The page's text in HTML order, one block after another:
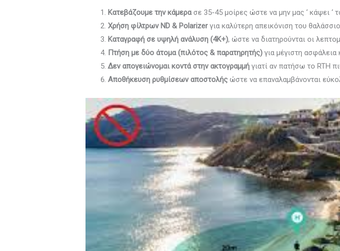
Κατεβάζουμε την κάμερασε 35-45 μοίρες ώστε να μην μας ‘ κάψει ‘
Χρήση φίλτρων ND & Polarizerγια καλύτερη απεικόνιση του
Καταγραφή σε υψηλή ανάλυση (4K+), ώστε να διατηρούνται οι
Πτήση με δύο άτομα (πιλότος & παρατηρητής) για μέγιστη ασφάλεια
Δεν απογειώνομαι κοντά στην ακτογραμμήγιατί αν πατήσω το RTH
Αποθήκευση ρυθμίσεων αποστολής ώστε να επαναλαμβάνονται